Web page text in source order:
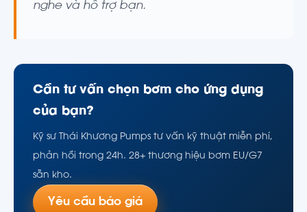
nghe và hỗ trợ bạn.
Cần tư vấn chọn bơm cho ứng dụng
của bạn?
Kỹ sư Thái Khương Pumps tư vấn kỹ thuật miễn phí,
phản hồi trong 24h. 28+ thương hiệu bơm EU/G7
sẵn kho.
Yêu cầu báo giá